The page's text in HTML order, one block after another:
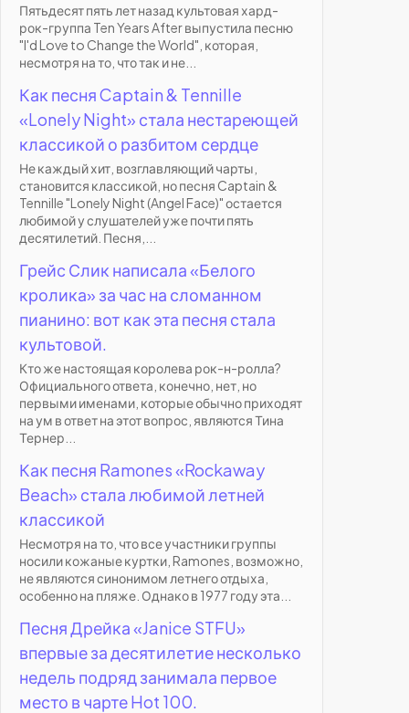
Пятьдесят пять лет назад культовая хард-
рок-группа Ten Years After выпустила песню
"I'd Love to Change the World", которая,
несмотря на то, что так и не...
Как песня Captain & Tennille
«Lonely Night» стала нестареющей
классикой о разбитом сердце
Не каждый хит, возглавляющий чарты,
становится классикой, но песня Captain &
Tennille "Lonely Night (Angel Face)" остается
любимой у слушателей уже почти пять
десятилетий. Песня,...
Грейс Слик написала «Белого
кролика» за час на сломанном
пианино: вот как эта песня стала
культовой.
Кто же настоящая королева рок-н-ролла?
Официального ответа, конечно, нет, но
первыми именами, которые обычно приходят
на ум в ответ на этот вопрос, являются Тина
Тернер...
Как песня Ramones «Rockaway
Beach» стала любимой летней
классикой
Несмотря на то, что все участники группы
носили кожаные куртки, Ramones, возможно,
не являются синонимом летнего отдыха,
особенно на пляже. Однако в 1977 году эта...
Песня Дрейка «Janice STFU»
впервые за десятилетие несколько
недель подряд занимала первое
место в чарте Hot 100.